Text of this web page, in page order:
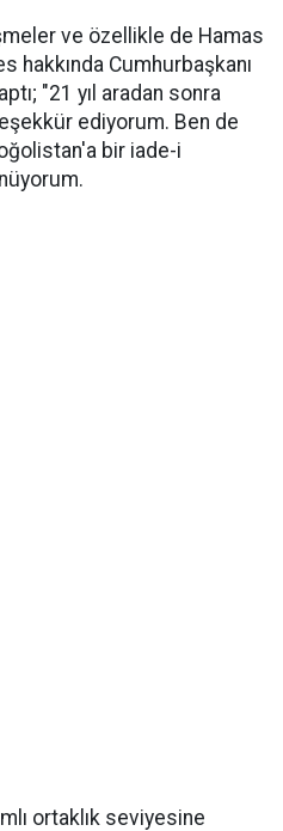
ve özellikle de Hamas
hakkında Cumhurbaşkanı
"21 yıl aradan sonra
ediyorum. Ben de
bir iade-i
ortaklık seviyesine